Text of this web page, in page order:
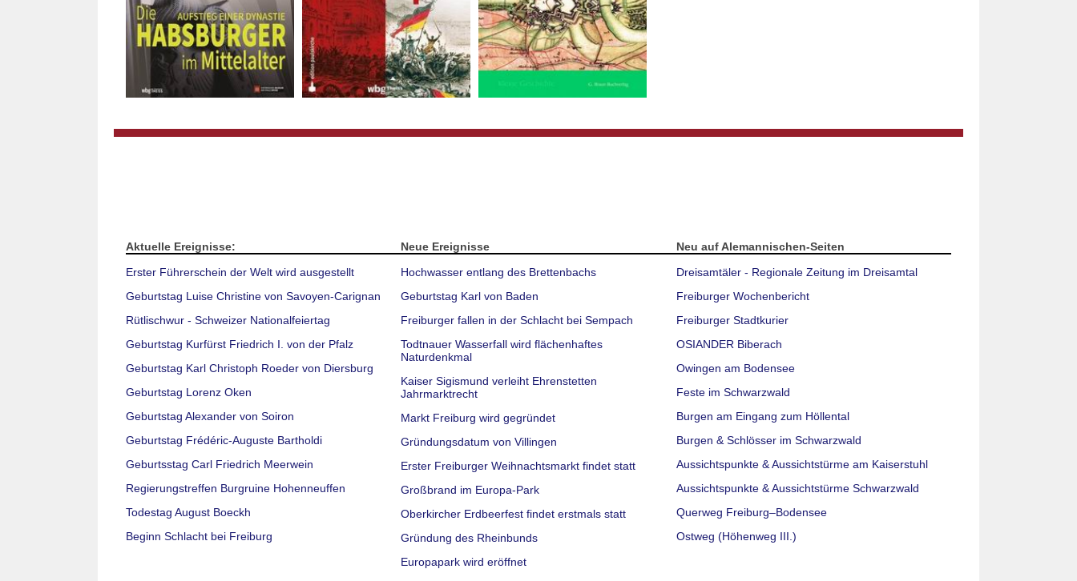
Aktuelle Ereignisse:
Erster Führerschein der Welt wird ausgestellt
Geburtstag Luise Christine von Savoyen-Carignan
Rütlischwur - Schweizer Nationalfeiertag
Geburtstag Kurfürst Friedrich I. von der Pfalz
Geburtstag Karl Christoph Roeder von Diersburg
Geburtstag Lorenz Oken
Geburtstag Alexander von Soiron
Geburtstag Frédéric-Auguste Bartholdi
Geburtsstag Carl Friedrich Meerwein
Regierungstreffen Burgruine Hohenneuffen
Todestag August Boeckh
Beginn Schlacht bei Freiburg
Neue Ereignisse
Hochwasser entlang des Brettenbachs
Geburtstag Karl von Baden
Freiburger fallen in der Schlacht bei Sempach
Todtnauer Wasserfall wird flächenhaftes
Naturdenkmal
Kaiser Sigismund verleiht Ehrenstetten
Jahrmarktrecht
Markt Freiburg wird gegründet
Gründungsdatum von Villingen
Erster Freiburger Weihnachtsmarkt findet statt
Großbrand im Europa-Park
Oberkircher Erdbeerfest findet erstmals statt
Gründung des Rheinbunds
Europapark wird eröffnet
Neu auf Alemannischen-Seiten
Dreisamtäler - Regionale Zeitung im Dreisamtal
Freiburger Wochenbericht
Freiburger Stadtkurier
OSIANDER Biberach
Owingen am Bodensee
Feste im Schwarzwald
Burgen am Eingang zum Höllental
Burgen & Schlösser im Schwarzwald
Aussichtspunkte & Aussichtstürme am Kaiserstuhl
Aussichtspunkte & Aussichtstürme Schwarzwald
Querweg Freiburg–Bodensee
Ostweg (Höhenweg III.)